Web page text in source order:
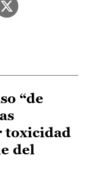
“de
toxicidad
del